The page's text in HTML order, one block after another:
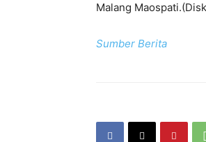
Malang
Sumber Berita